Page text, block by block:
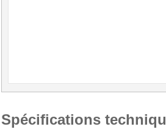
Spécifications